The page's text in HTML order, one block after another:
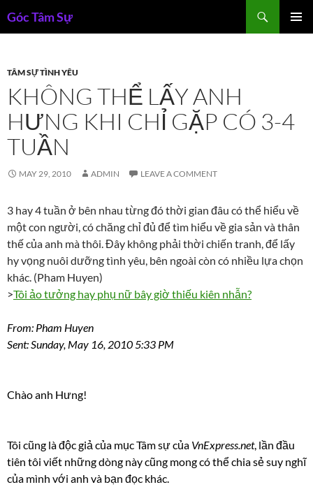
toGóc Tâm Sự
TÂM SỰ TÌNH YÊU
KHÔNG THỂ LẤY ANH
HƯNG KHI CHỈ GẶP CÓ 3-4
TUẦN
MAY 29, 2010 ADMIN LEAVE A COMMENT
3 hay 4 tuần ở bên nhau từng đó thời gian đâu có thể hiểu về
một con người, có chăng chỉ đủ để tìm hiểu về gia sản và thân
thế của anh mà thôi. Đây không phải thời chiến tranh, để lấy
hy vọng nuôi dưỡng tình yêu, bên ngoài còn có nhiều lựa chọn
khác. (Pham Huyen)
>Tôi ảo tưởng hay phụ nữ bây giờ thiếu kiên nhẫn?
From: Pham Huyen
Sent: Sunday, May 16, 2010 5:33 PM
Chào anh Hưng!
Tôi cũng là độc giả của mục Tâm sự của VnExpress.net, lần đầu
tiên tôi viết những dòng này cũng mong có thể chia sẻ suy nghĩ
của mình với anh và bạn đọc khác.